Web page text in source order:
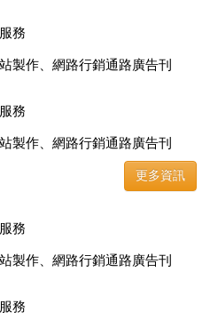
銷售，全面優惠中....
務
製作、網路行銷通路廣告刊
銷售，全面優惠中....
務
製作、網路行銷通路廣告刊
銷售，全面優惠中....
更多資訊
務
製作、網路行銷通路廣告刊
銷售，全面優惠中....
務